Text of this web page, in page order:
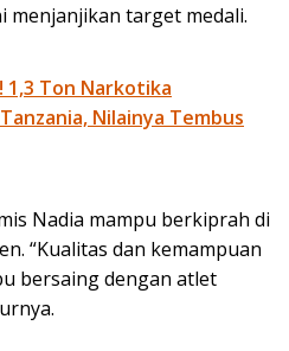
menjanjikan target medali.
1,3 Ton Narkotika
Nilainya Tembus
Nadia mampu berkiprah di
“Kualitas dan kemampuan
bersaing dengan atlet